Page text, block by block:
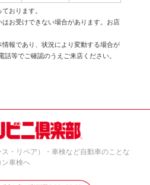
おります。
お受けできない場合があります。お店
報であり、状況により変動する場合が
等でご確認のうえご来店ください。
・リペア）・車検など自動車のことな
ン車検へ